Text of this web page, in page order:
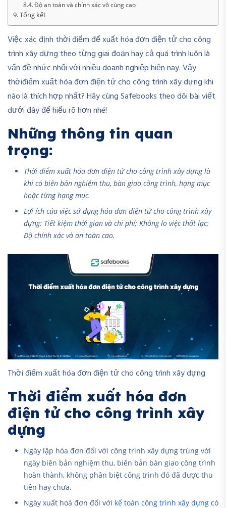
Độ an toàn và chính xác vô cùng cao
Tổng kết
Việc xác định thời điểm để xuất hóa đơn điện tử cho công
trình xây dựng theo từng giai đoạn hay cả quá trình luôn là
vấn đề nhức nhối với nhiều doanh nghiệp hiện nay. Vậy
thờiđiểm xuất hóa đơn điện tử cho công trình xây dựng khi
nào là thích hợp nhất? Hãy cùng Safebooks theo dõi bài viết
dưới đây để hiểu rõ hơn nhé!
Những thông tin quan
trọng:
Thời điểm xuất hóa đơn điện tử cho công trình xây dựng là
khi có biên bản nghiệm thu, bàn giao công trình, hạng mục
hoặc từng hạng mục.
Lợi ích của việc sử dụng hóa đơn điện tử cho công trình xây
dựng: Tiết kiệm thời gian và chi phí; Không lo việc thất lạc;
Độ chính xác và an toàn cao.
Thời điểm xuất hóa đơn điện tử cho công trình xây dựng
Thời điểm xuất hóa đơn
điện tử cho công trình xây
dựng
Ngày lập hóa đơn đối với công trình xây dựng trùng với
ngày biên bản nghiệm thu, biên bản bàn giao công trình
hoàn thành, không phân biệt công trình đó đã được thu
tiền hay chưa.
Ngày xuất hoá đơn đối với kế toán công trình xây dựng có